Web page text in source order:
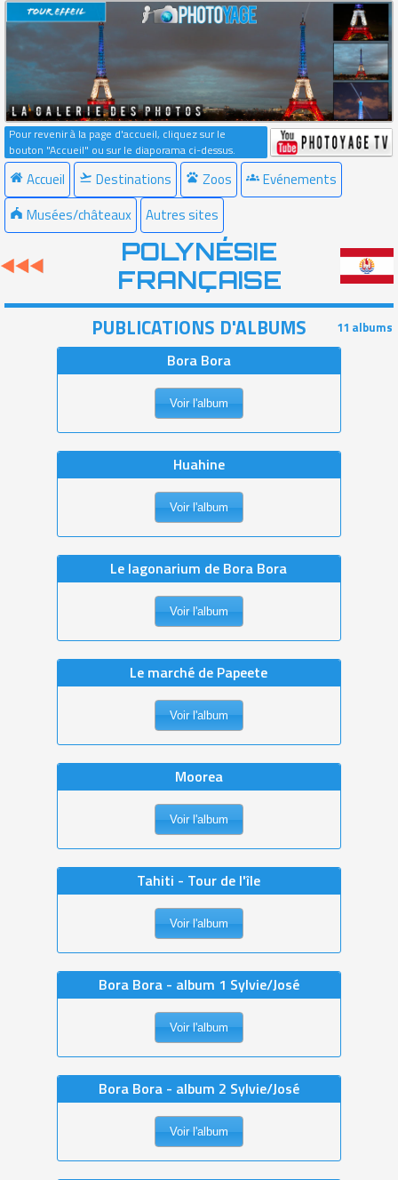
Pour revenir à la page d'accueil, cliquez sur le
bouton "Accueil" ou sur le diaporama ci-dessus.
Accueil Destinations Zoos
Evénements
Musées/châteaux
Autres sites
POLYNÉSIE
FRANÇAISE
PUBLICATIONS D'ALBUMS 11 albums
Bora Bora
Voir l'album
Huahine
Voir l'album
Le lagonarium de Bora Bora
Voir l'album
Le marché de Papeete
Voir l'album
Moorea
Voir l'album
Tahiti - Tour de l'île
Voir l'album
Bora Bora - album 1 Sylvie/José
Voir l'album
Bora Bora - album 2 Sylvie/José
Voir l'album